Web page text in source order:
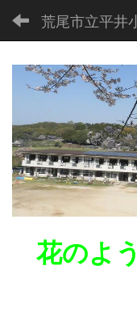
荒尾市立平井
花のよ